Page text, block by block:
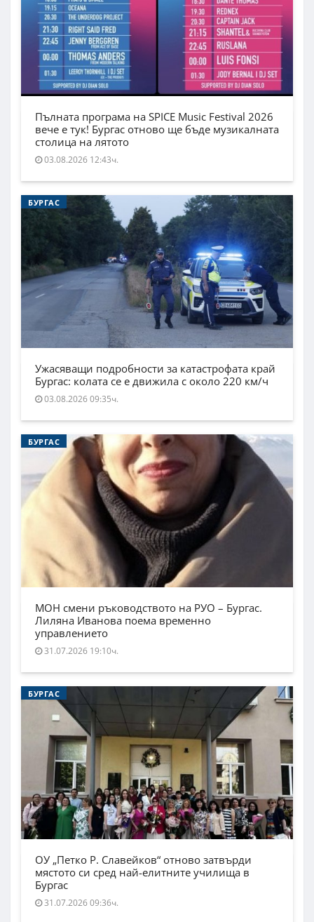
Пълната програма на SPICE Music Festival 2026
вече е тук! Бургас отново ще бъде музикалната
столица на лятото
03.08.2026 12:43ч.
БУРГАС
Ужасяващи подробности за катастрофата край
Бургас: колата се е движила с около 220 км/ч
03.08.2026 09:35ч.
БУРГАС
МОН смени ръководството на РУО – Бургас.
Лиляна Иванова поема временно
управлението
31.07.2026 19:10ч.
БУРГАС
ОУ „Петко Р. Славейков“ отново затвърди
мястото си сред най-елитните училища в
Бургас
31.07.2026 09:36ч.